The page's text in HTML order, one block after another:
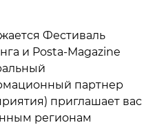
Фестиваль
и Posta-Magazine
партнер
приглашает вас
регионам